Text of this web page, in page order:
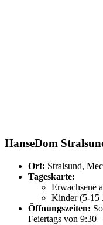
HanseDom
Ort: Stralsund,
Tageskarte:
Erwachsene
Kinder (5-15
Öffnungszeiten:
Feiertags von 9:30